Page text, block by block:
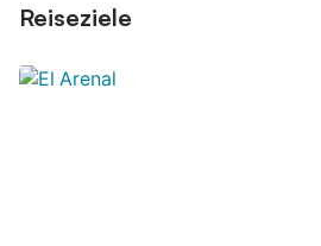
Reiseziele